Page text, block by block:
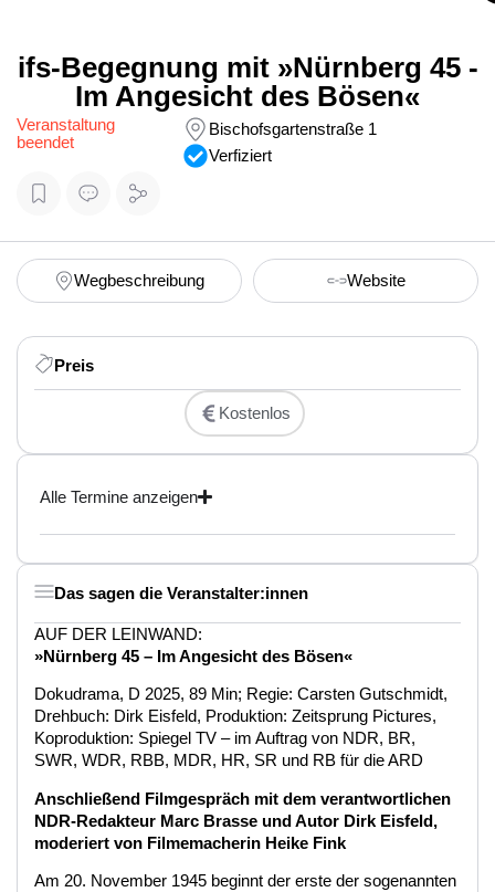
ifs-Begegnung mit »Nürnberg 45 -
Im Angesicht des Bösen«
Veranstaltung
beendet
Bischofsgartenstraße 1
Verfiziert
Wegbeschreibung Website
Preis
Kostenlos
Alle Termine anzeigen
Das sagen die Veranstalter:innen
AUF DER LEINWAND:
»Nürnberg 45 – Im Angesicht des Bösen«
Dokudrama, D 2025, 89 Min; Regie: Carsten Gutschmidt,
Drehbuch: Dirk Eisfeld, Produktion: Zeitsprung Pictures,
Koproduktion: Spiegel TV – im Auftrag von NDR, BR,
SWR, WDR, RBB, MDR, HR, SR und RB für die ARD
Anschließend Filmgespräch mit dem verantwortlichen
NDR-Redakteur Marc Brasse und Autor Dirk Eisfeld,
moderiert von Filmemacherin Heike Fink
Am 20. November 1945 beginnt der erste der sogenannten